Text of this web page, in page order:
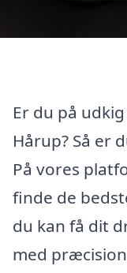
Er du på
Hårup? Så er
På vores
finde de
du kan få dit
med